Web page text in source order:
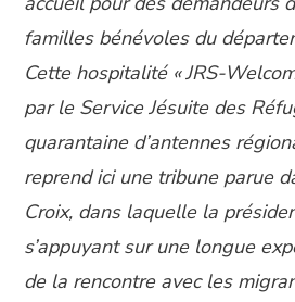
familles bénévoles du
Cette hospitalité « JRS-
par le Service Jésuite des
quarantaine d’antennes
reprend ici une tribune parue
Croix, dans laquelle la
s’appuyant sur une longue
de la rencontre avec les